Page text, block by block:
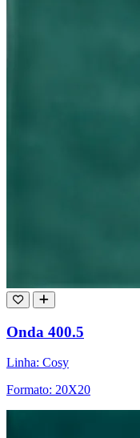
Onda 400.5
Linha: Cosy
Formato: 20X20